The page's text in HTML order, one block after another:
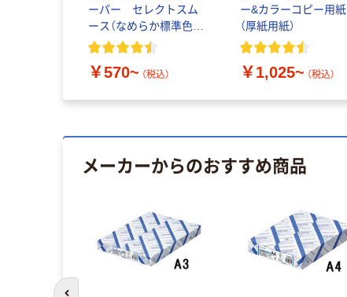
ーパー セレクトスム
ース（なめらか標準色タ
イプ）
￥570~ （税込）
ー&カラーコピー用紙
（厚紙用紙）
￥1,025~ （税込）
メーカーからのおすすめ商品